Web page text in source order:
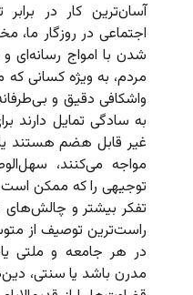
آسان‌ترین کار در
اجتماعی در روزگار
شدن با امواج
مردم، به ویژه کسانی
واشکافی دقیق و
به سادگی تمایل دارند
غیر قابل هضم هستند یا
مواجه می‌کنند،
توجیهی را که ممکن
تفکر بیشتر و چالش‌های
راست‌ترین توصیف از
در هر جامعه و ملتی
مدرن باشد یا سنتی،